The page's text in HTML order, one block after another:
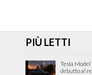
PIÙ LETTI
Tesla
debutto al